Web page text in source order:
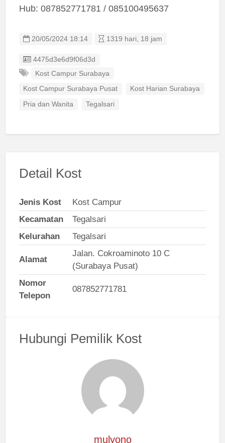
Hub: 087852771781 / 085100495637
20/05/2024 18:14 1319 hari, 18 jam
Listing ID
4475d3e6d9f06d3d
Kost Campur Surabaya
Kost Campur Surabaya Pusat Kost Harian Surabaya
Pria dan Wanita Tegalsari
Detail Kost
Jenis Kost
Kost Campur
Kecamatan
Tegalsari
Kelurahan
Tegalsari
Alamat
Jalan. Cokroaminoto 10 C
(Surabaya Pusat)
Nomor
Telepon
087852771781
Hubungi Pemilik Kost
mulyono